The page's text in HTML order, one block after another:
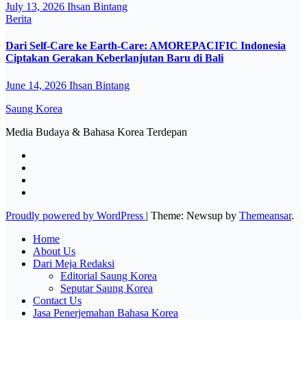
July 13, 2026 Ihsan Bintang
Berita
Dari Self-Care ke Earth-Care: AMOREPACIFIC Indonesia
Ciptakan Gerakan Keberlanjutan Baru di Bali
June 14, 2026 Ihsan Bintang
Saung Korea
Media Budaya & Bahasa Korea Terdepan
Proudly powered by WordPress | Theme: Newsup by Themeansar.
Home
About Us
Dari Meja Redaksi
Editorial Saung Korea
Seputar Saung Korea
Contact Us
Jasa Penerjemahan Bahasa Korea